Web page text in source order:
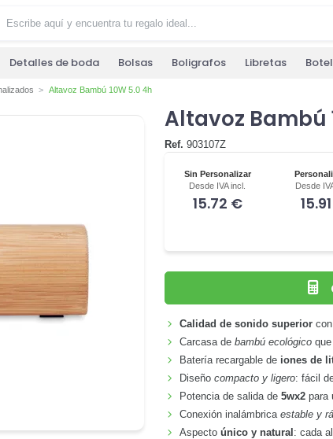
Detalles de boda Bolsas Boligrafos Libretas
Altavoz Bambú 10W 5.0 4h
Altavoz Bambú
Ref. 903107Z
Sin Personalizar
Desde IVA incl.
15.72 €
Desde
Calidad de sonido superior
Carcasa debambú ecológico
Batería recargable de iones de
Diseñocompacto y ligero: fácil
Potencia de salida de5wx2 para
Conexión inalámbricaestable y
Aspectoúnico y natural: cada